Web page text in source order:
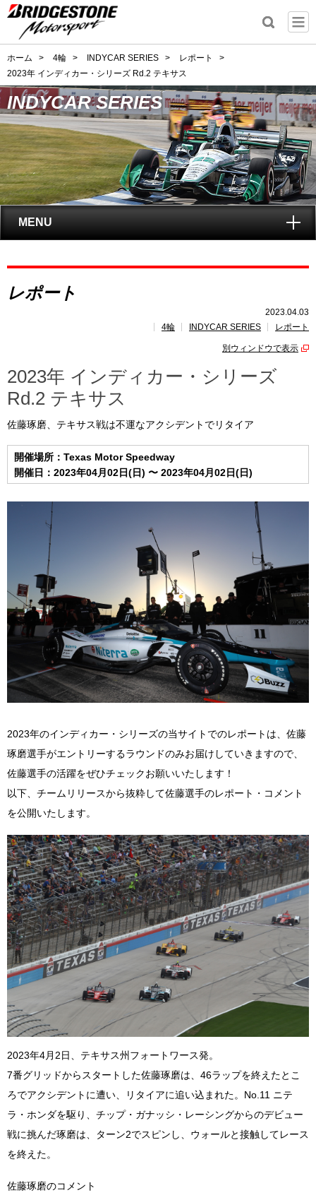
ホーム > 4輪 > INDYCAR SERIES > レポート
>
2023年 インディカー・シリーズ Rd.2 テキサス
INDYCAR SERIES
MENU
INDYCAR SERIES
レース開催スケジュール
レポート
2023.04.03
4輪
INDYCAR SERIES レポート
別ウィンドウで表示
2023年 インディカー・シリーズ
Rd.2 テキサス
佐藤琢磨、テキサス戦は不運なアクシデントでリタイア
開催場所：Texas Motor Speedway
開催日：2023年04月02日(日) 〜 2023年04月02日(日)
2023年のインディカー・シリーズの当サイトでのレポートは、佐藤
琢磨選手がエントリーするラウンドのみお届けしていきますので、
佐藤選手の活躍をぜひチェックお願いいたします！
以下、チームリリースから抜粋して佐藤選手のレポート・コメント
を公開いたします。
2023年4月2日、テキサス州フォートワース発。
7番グリッドからスタートした佐藤琢磨は、46ラップを終えたとこ
ろでアクシデントに遭い、リタイアに追い込まれた。No.11 ニテ
ラ・ホンダを駆り、チップ・ガナッシ・レーシングからのデビュー
戦に挑んだ琢磨は、ターン2でスピンし、ウォールと接触してレース
を終えた。
佐藤琢磨のコメント